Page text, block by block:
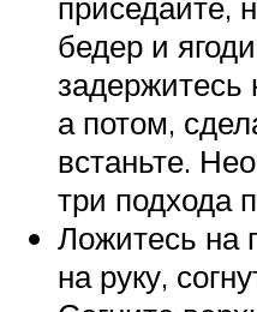
бедер и
задержитесь
а потом,
встаньте.
три подхода
Ложитесь на
на руку,